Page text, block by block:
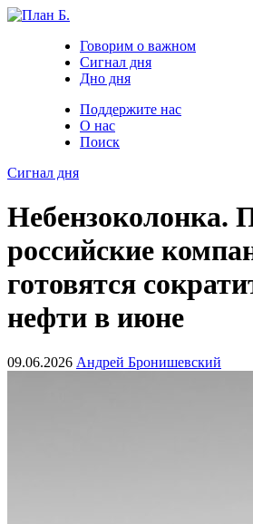
Говорим о важном
Сигнал дня
Дно дня
Поддержите нас
О нас
Поиск
Сигнал дня
Небензоколонка.
российские
готовятся
нефти в июне
09.06.2026 Андрей Бронишевский